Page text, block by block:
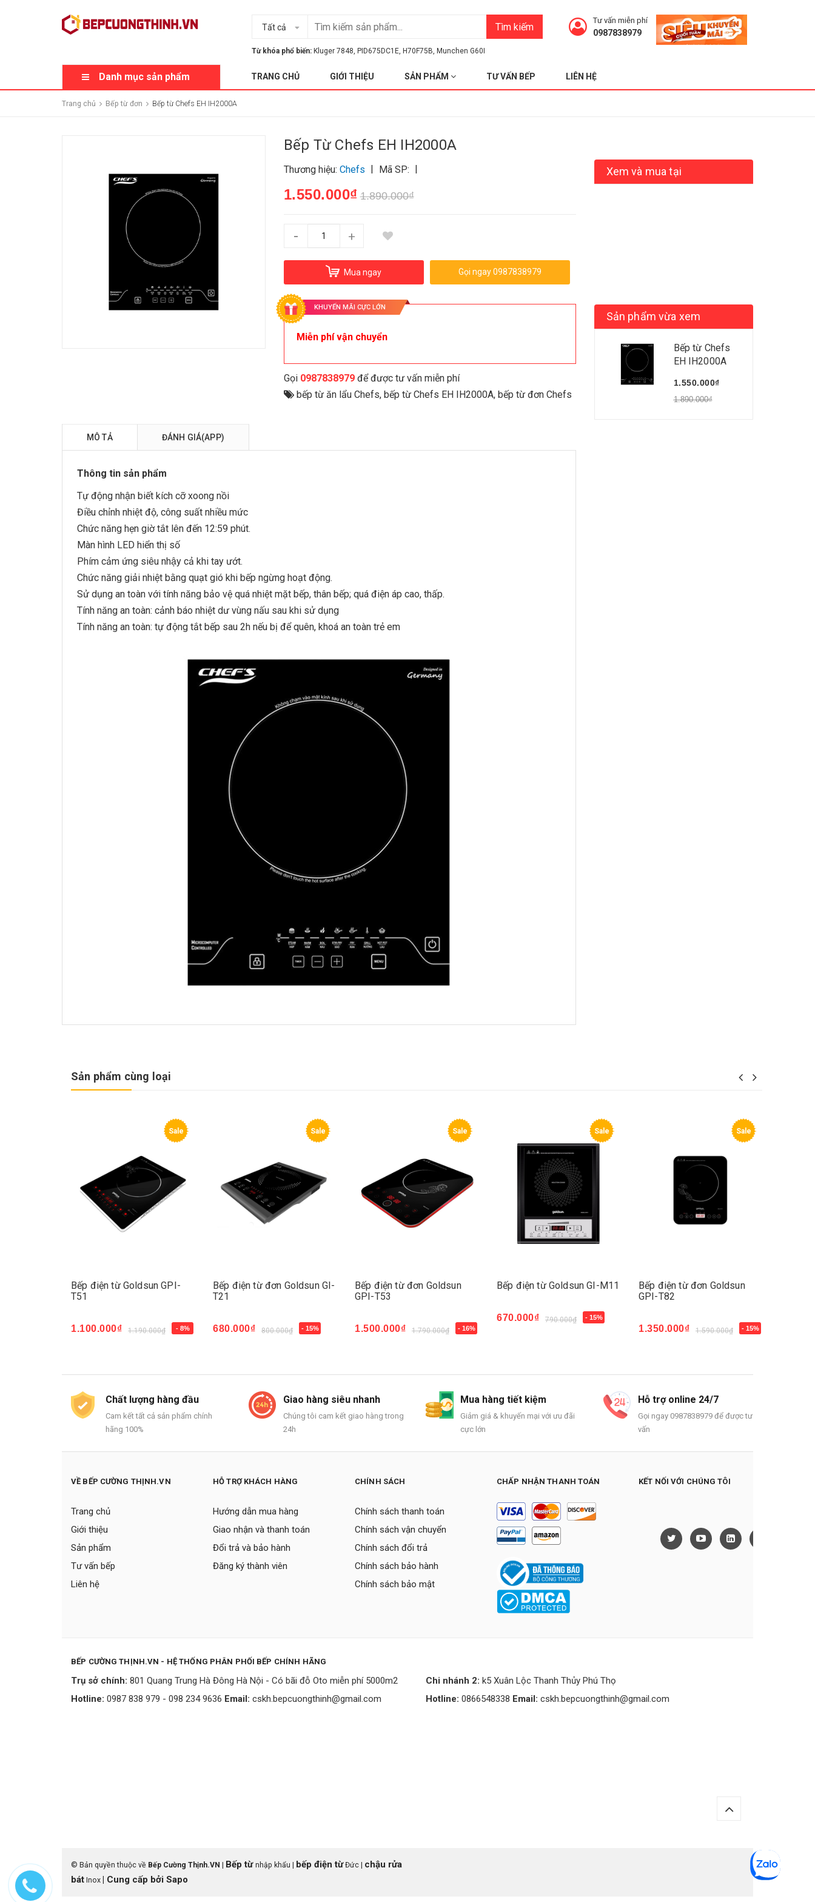
Tất cả Tìm kiếm
Từ khóa phổ biến: Kluger 7848, PID675DC1E, H70F75B, Munchen G60I
Tư vấn miễn phí
0987838979
Danh mục sản phẩm TRANG CHỦ GIỚI THIỆU SẢN PHẨM TƯ VẤN BẾP LIÊN HỆ
Trang chủ Bếp từ đơn Bếp từ Chefs EH IH2000A
Bếp Từ Chefs EH IH2000A
Thương hiệu: Chefs | Mã SP: |
1.550.000₫ 1.890.000₫
- +
Mua ngay Gọi ngay 0987838979
KHUYẾN MÃI CỰC LỚN
Miễn phí vận chuyển
Gọi 0987838979để được tư vấn miễn phí
bếp từ ăn lẩu Chefs, bếp từ Chefs EH IH2000A, bếp từ đơn Chefs
MÔ TẢ ĐÁNH GIÁ(APP)
Thông tin sản phẩm
Tự động nhận biết kích cỡ xoong nồi
Điều chỉnh nhiệt độ, công suất nhiều mức
Chức năng hẹn giờ tắt lên đến 12:59 phút.
Màn hình LED hiển thị số
Phím cảm ứng siêu nhậy cả khi tay ướt.
Chức năng giải nhiệt bằng quạt gió khi bếp ngừng hoạt động.
Sử dụng an toàn với tính năng bảo vệ quá nhiệt mặt bếp, thân bếp; quá điện áp cao, thấp.
Tính năng an toàn: cảnh báo nhiệt dư vùng nấu sau khi sử dụng
Tính năng an toàn: tự động tắt bếp sau 2h nếu bị để quên, khoá an toàn trẻ em
Xem và mua tại
Sản phẩm vừa xem
Bếp từ Chefs
EH IH2000A
1.550.000₫
1.890.000₫
Sản phẩm cùng loại
Sale
Bếp điện từ Goldsun GPI-
T51
1.100.000₫ 1.190.000₫ - 8%
Mua ngay
Sale
Bếp điện từ đơn Goldsun GI-
T21
680.000₫ 800.000₫ - 15%
Mua ngay
Sale
Bếp điện từ đơn Goldsun
GPI-T53
1.500.000₫ 1.790.000₫ - 16%
Mua ngay
Sale
Bếp điện từ Goldsun GI-M11
670.000₫ 790.000₫ - 15%
Mua ngay
Sale
Bếp điện từ đơn Goldsun
GPI-T82
1.350.000₫ 1.590.000₫ - 15%
Mua ngay
Chất lượng hàng đầu
Cam kết tất cả sản phẩm chính
hãng 100%
Giao hàng siêu nhanh
Chúng tôi cam kết giao hàng trong
24h
Mua hàng tiết kiệm
Giảm giá & khuyến mại với ưu đãi
cực lớn
Hỗ trợ online 24/7
Gọi ngay 0987838979 để được tư
vấn
VỀ BẾP CƯỜNG THỊNH.VN
Trang chủ
Giới thiệu
Sản phẩm
Tư vấn bếp
Liên hệ
HỖ TRỢ KHÁCH HÀNG
Hướng dẫn mua hàng
Giao nhận và thanh toán
Đổi trả và bảo hành
Đăng ký thành viên
CHÍNH SÁCH
Chính sách thanh toán
Chính sách vận chuyển
Chính sách đổi trả
Chính sách bảo hành
Chính sách bảo mật
CHẤP NHẬN THANH TOÁN KẾT NỐI VỚI CHÚNG TÔI
BẾP CƯỜNG THỊNH.VN - HỆ THỐNG PHÂN PHỐI BẾP CHÍNH HÃNG
Trụ sở chính: 801 Quang Trung Hà Đông Hà Nội - Có bãi đỗ Oto miễn phí 5000m2
Hotline: 0987 838 979 - 098 234 9636 Email: cskh.bepcuongthinh@gmail.com
Chi nhánh 2: k5 Xuân Lộc Thanh Thủy Phú Thọ
Hotline: 0866548338 Email: cskh.bepcuongthinh@gmail.com
© Bản quyền thuộc về Bếp Cường Thịnh.VN Bếp từ nhập khẩu | bếp điện từĐức | chậu rửa
bát Inox | Cung cấp bởi Sapo